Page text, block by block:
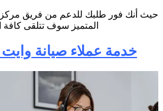
حيث أنك فور طلبك للدعم من فريق
المتميز سوف تتلقى كافة
خدمة عملاء صيانة